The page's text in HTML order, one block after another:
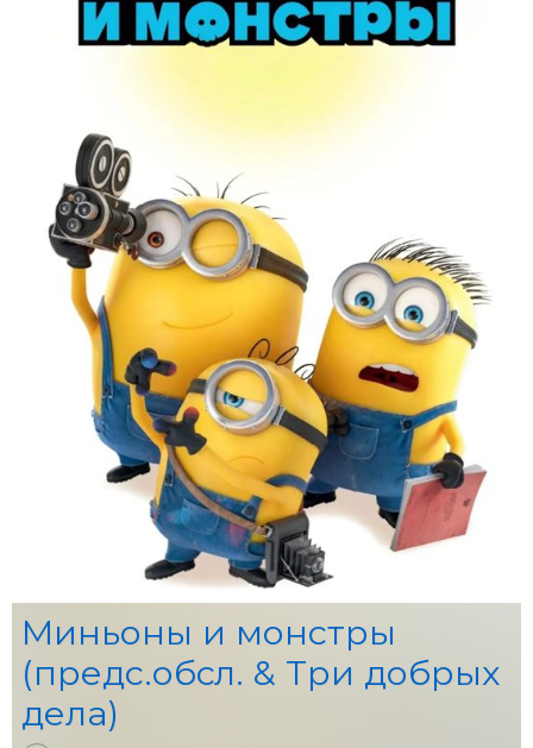
Миньоны и монстры
(предс.обсл. & Три добрых
дела)